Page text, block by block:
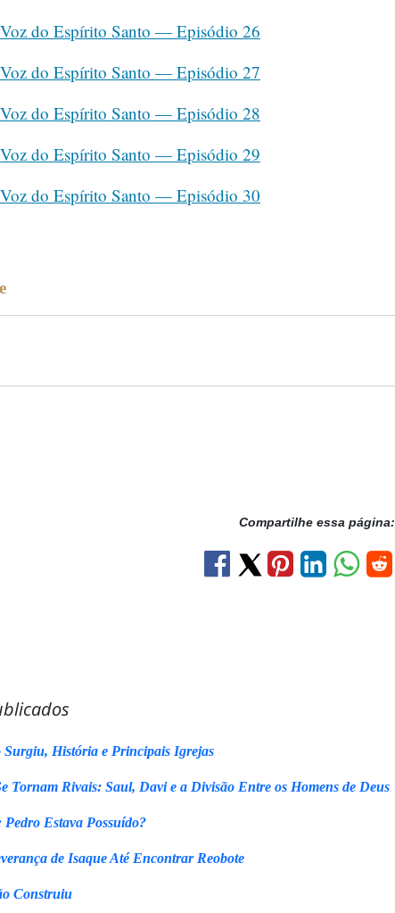
do Espírito Santo — Episódio 26
do Espírito Santo — Episódio 27
do Espírito Santo — Episódio 28
do Espírito Santo — Episódio 29
do Espírito Santo — Episódio 30
Compartilhe essa página:
Surgiu, História e Principais Igrejas
Tornam Rivais: Saul, Davi e a Divisão Entre os Homens de Deus
Estava Possuído?
de Isaque Até Encontrar Reobote
Construiu